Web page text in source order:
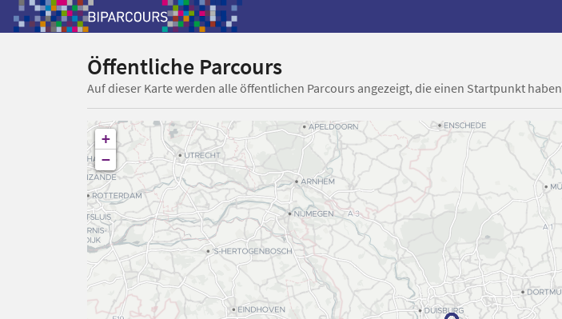
Öffentliche Parcours
Auf dieser Karte werden alle öffentlichen Parcours angezeigt, die einen Startpunkt haben
+
−